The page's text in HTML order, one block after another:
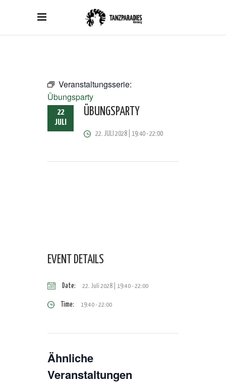
Veranstaltungsserie:
Übungsparty
22
JULI
ÜBUNGSPARTY
22. JULI 2028 | 19:40-22:00
EVENT DETAILS
Date: 22. Juli 2028 | 19:40-22:00
Time: 19:40 - 22:00
Ähnliche
Veranstaltungen